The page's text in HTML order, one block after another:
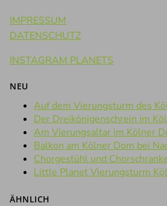
IMPRESSUM
DATENSCHUTZ
INSTAGRAM PLANETS
NEU
Auf dem Vierungsturm des
Der Dreikönigenschrein im
Am Vierungsaltar im Kölner
Balkon am Kölner Dom bei
Chorgestühl und
Little Planet Vierungsturm
ÄHNLICH